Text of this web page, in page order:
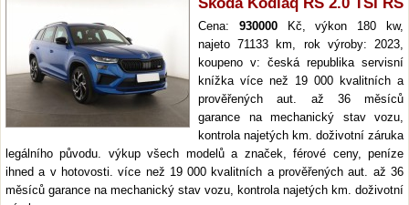
Cena: 930000Kč, výkon 180 kw,
najeto 71133 km, rok výroby: 2023,
koupeno v: česká republika servisní
knížka více než 19 000 kvalitních a
prověřených aut. až 36 měsíců
garance na mechanický stav vozu,
kontrola najetých km. doživotní záruka
legálního původu. výkup všech modelů a značek, férové ceny, peníze
ihned a v hotovosti. více než 19 000 kvalitních a prověřených aut. až 36
měsíců garance na mechanický stav vozu, kontrola najetých km. doživotní